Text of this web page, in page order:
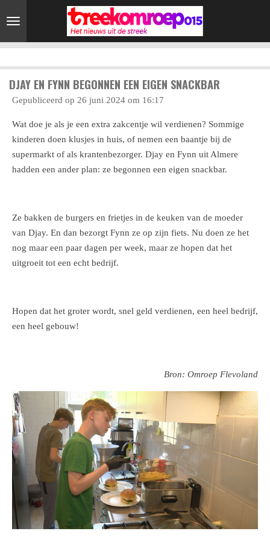
direct
naar
DJAY EN FYNN BEGONNEN EEN EIGEN SNACKBAR
Gepubliceerd op 26 juni 2024 om 16:17
Wat doe je als je een extra zakcentje wil verdienen? Sommige
kinderen doen klusjes in huis, of nemen een baantje bij de
supermarkt of als krantenbezorger. Djay en Fynn uit Almere
hadden een ander plan: ze begonnen een eigen snackbar.
Ze bakken de burgers en frietjes in de keuken van de moeder
van Djay. En dan bezorgt Fynn ze op zijn fiets. Nu doen ze het
nog maar een paar dagen per week, maar ze hopen dat het
uitgroeit tot een echt bedrijf.
Hopen dat het groter wordt, snel geld verdienen, een heel bedrijf,
een heel gebouw!
Bron: Omroep Flevoland